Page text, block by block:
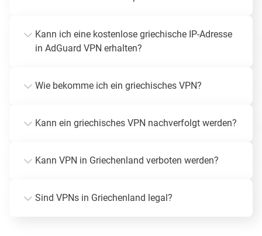
Kann ich eine kostenlose griechische IP-Adresse
in AdGuard VPN erhalten?
Wie bekomme ich ein griechisches VPN?
Kann ein griechisches VPN nachverfolgt werden?
Kann VPN in Griechenland verboten werden?
Sind VPNs in Griechenland legal?